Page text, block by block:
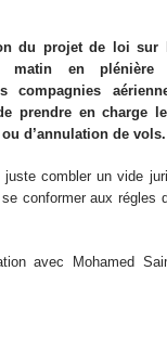
du projet de loi sur
matin en plénière
compagnies
prendre en charge
d’annulation de vols.
combler un vide
conformer aux régles
avec Mohamed